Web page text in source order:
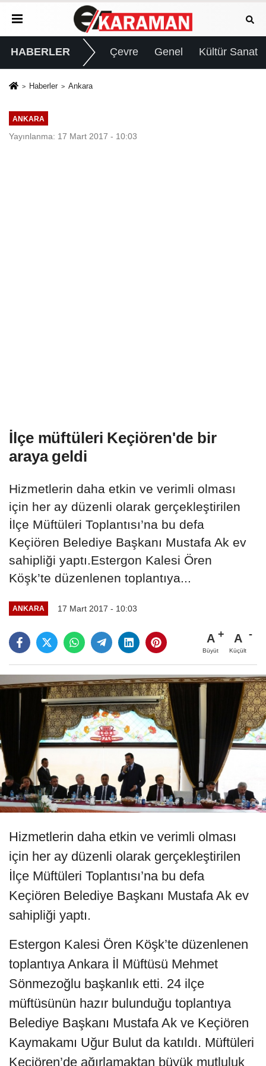
HABERLER Çevre Genel Kültür Sanat
Haberler Ankara
ANKARA
Yayınlanma: 17 Mart 2017 - 10:03
İlçe müftüleri Keçiören'de bir
araya geldi
Hizmetlerin daha etkin ve verimli olması
için her ay düzenli olarak gerçekleştirilen
İlçe Müftüleri Toplantısı’na bu defa
Keçiören Belediye Başkanı Mustafa Ak ev
sahipliği yaptı.Estergon Kalesi Ören
Köşk’te düzenlenen toplantıya...
ANKARA 17 Mart 2017 - 10:03
A
Büyüt
A
Küçült
Hizmetlerin daha etkin ve verimli olması
için her ay düzenli olarak gerçekleştirilen
İlçe Müftüleri Toplantısı’na bu defa
Keçiören Belediye Başkanı Mustafa Ak ev
sahipliği yaptı.
Estergon Kalesi Ören Köşk’te düzenlenen
toplantıya Ankara İl Müftüsü Mehmet
Sönmezoğlu başkanlık etti. 24 ilçe
müftüsünün hazır bulunduğu toplantıya
Belediye Başkanı Mustafa Ak ve Keçiören
Kaymakamı Uğur Bulut da katıldı. Müftüleri
Keçiören’de ağırlamaktan büyük mutluluk